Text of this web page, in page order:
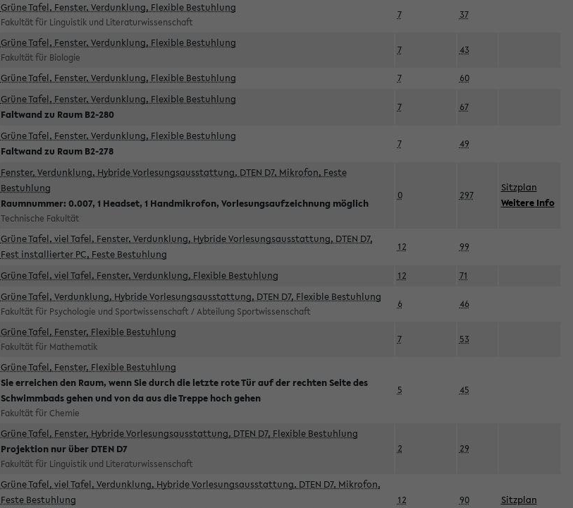
Grüne Tafel, Fenster, Verdunklung, Flexible Bestuhlung
Fakultät für Linguistik und Literaturwissenschaft
7 37
Grüne Tafel, Fenster, Verdunklung, Flexible Bestuhlung
Fakultät für Biologie
7 43
Grüne Tafel, Fenster, Verdunklung, Flexible Bestuhlung 7 60
Grüne Tafel, Fenster, Verdunklung, Flexible Bestuhlung
Faltwand zu Raum B2-280
7 67
Grüne Tafel, Fenster, Verdunklung, Flexible Bestuhlung
Faltwand zu Raum B2-278
7 49
Fenster, Verdunklung, Hybride Vorlesungsausstattung, DTEN D7, Mikrofon, Feste
Bestuhlung
Raumnummer: 0.007, 1 Headset, 1 Handmikrofon, Vorlesungsaufzeichnung möglich
Technische Fakultät
0 297
Sitzplan
Weitere Info
Grüne Tafel, viel Tafel, Fenster, Verdunklung, Hybride Vorlesungsausstattung, DTEN D7,
Fest installierter PC, Feste Bestuhlung
12 99
Grüne Tafel, viel Tafel, Fenster, Verdunklung, Flexible Bestuhlung 12 71
Grüne Tafel, Verdunklung, Hybride Vorlesungsausstattung, DTEN D7, Flexible Bestuhlung
Fakultät für Psychologie und Sportwissenschaft / Abteilung Sportwissenschaft
6 46
Grüne Tafel, Fenster, Flexible Bestuhlung
Fakultät für Mathematik
7 53
Grüne Tafel, Fenster, Flexible Bestuhlung
Sie erreichen den Raum, wenn Sie durch die letzte rote Tür auf der rechten Seite des
Schwimmbads gehen und von da aus die Treppe hoch gehen
Fakultät für Chemie
5 45
Grüne Tafel, Fenster, Hybride Vorlesungsausstattung, DTEN D7, Flexible Bestuhlung
Projektion nur über DTEN D7
Fakultät für Linguistik und Literaturwissenschaft
2 29
Grüne Tafel, viel Tafel, Verdunklung, Hybride Vorlesungsausstattung, DTEN D7, Mikrofon,
Feste Bestuhlung
12 90 Sitzplan